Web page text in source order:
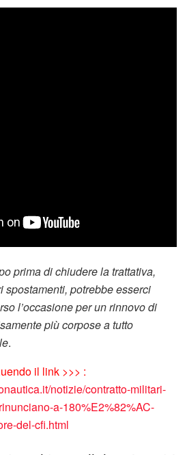
prima di chiudere la trattativa,
spostamenti, potrebbe esserci
l’occasione per un rinnovo di
più corpose a tutto
.
il link >>> :
notizie/contratto-militari-
a-180%E2%82%AC-
del-cfi.html